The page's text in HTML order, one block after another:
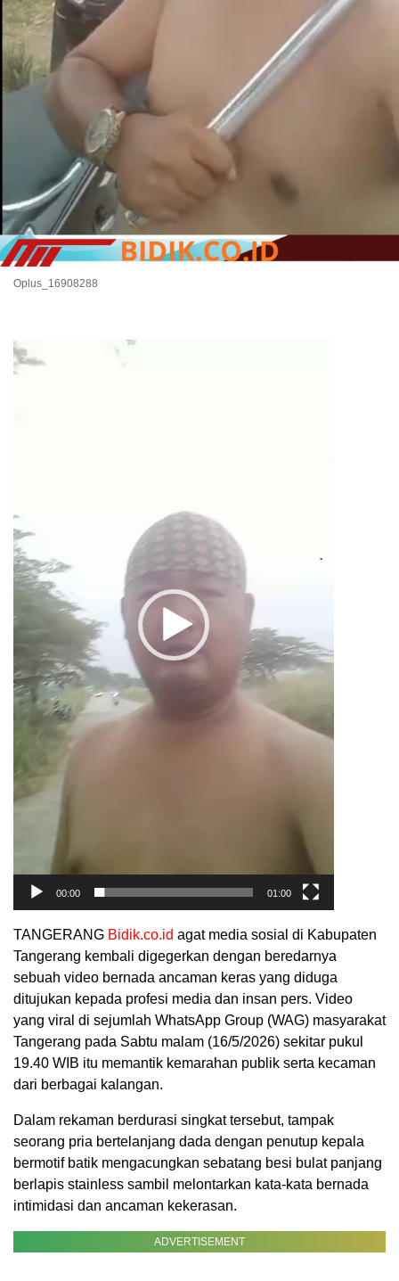
Oplus_16908288
Pemutar
Video
00:00 01:00
TANGERANG Bidik.co.id agat media sosial di Kabupaten
Tangerang kembali digegerkan dengan beredarnya
sebuah video bernada ancaman keras yang diduga
ditujukan kepada profesi media dan insan pers. Video
yang viral di sejumlah WhatsApp Group (WAG) masyarakat
Tangerang pada Sabtu malam (16/5/2026) sekitar pukul
19.40 WIB itu memantik kemarahan publik serta kecaman
dari berbagai kalangan.
Dalam rekaman berdurasi singkat tersebut, tampak
seorang pria bertelanjang dada dengan penutup kepala
bermotif batik mengacungkan sebatang besi bulat panjang
berlapis stainless sambil melontarkan kata-kata bernada
intimidasi dan ancaman kekerasan.
ADVERTISEMENT